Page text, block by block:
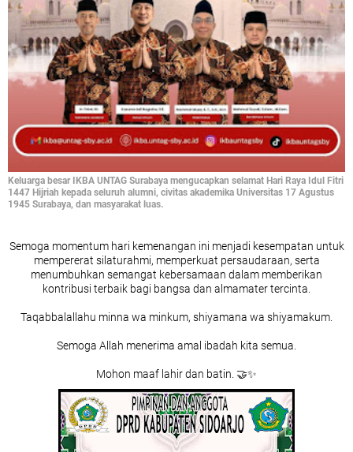
Keluarga besar IKBA UNTAG Surabaya mengucapkan selamat Hari Raya Idul Fitri
1447 Hijriah kepada seluruh alumni, civitas akademika Universitas 17 Agustus
1945 Surabaya, dan masyarakat luas.
Semoga momentum hari kemenangan ini menjadi kesempatan untuk
mempererat silaturahmi, memperkuat persaudaraan, serta
menumbuhkan semangat kebersamaan dalam memberikan
kontribusi terbaik bagi bangsa dan almamater tercinta.
Taqabbalallahu minna wa minkum, shiyamana wa shiyamakum.
Semoga Allah menerima amal ibadah kita semua.
Mohon maaf lahir dan batin. 🤝✨